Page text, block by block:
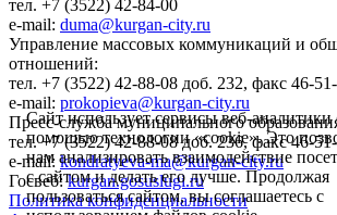
тел. +7 (3522) 42-84-00
e-mail: duma@kurgan-city.ru
Управление массовых коммуникаций и
отношений:
тел. +7 (3522) 42-88-08 доб. 232, факс 46-
e-mail: prokopieva@kurgan-city.ru
Пресс-служба муниципального
тел. +7 (3522) 42-88-08 доб. 236, факс 46-
e-mail:kondratyeva-ma@kurgan-city.ru
Госвеб:kurgan.gosuslugi.ru
Политика конфиденциальности
Сайт использует сервисы веб-аналитики
помощью технологии «cookie». Это
нам анализировать взаимодействие
с сайтом и делать его лучше. Продолжая
пользоваться сайтом, вы соглашаетесь с